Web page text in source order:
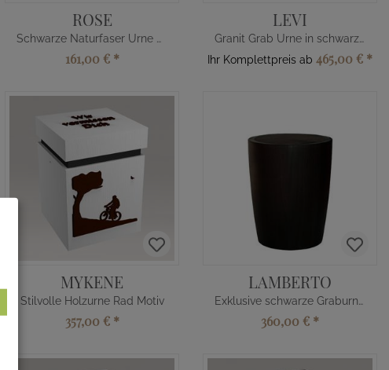
ROSE
Schwarze Naturfaser Urne mit Rose
161,00 € *
LEVI
Granit Grab Urne in schwarz - eckig
Ihr Komplettpreis ab 465,00 € *
MYKENE
Stilvolle Holzurne Rad Motiv
357,00 € *
LAMBERTO
Exklusive schwarze Graburne aus Holz
360,00 € *